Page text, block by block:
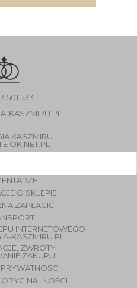
501 533
KASZMIRU.PL
KASZMIRU
OKINET.PL
O SKLEPIE
ZAPŁACIĆ
INTERNETOWEGO
KASZMIRU.PL
ZWROTY
ZAKUPU
ORYGINALNOŚCI